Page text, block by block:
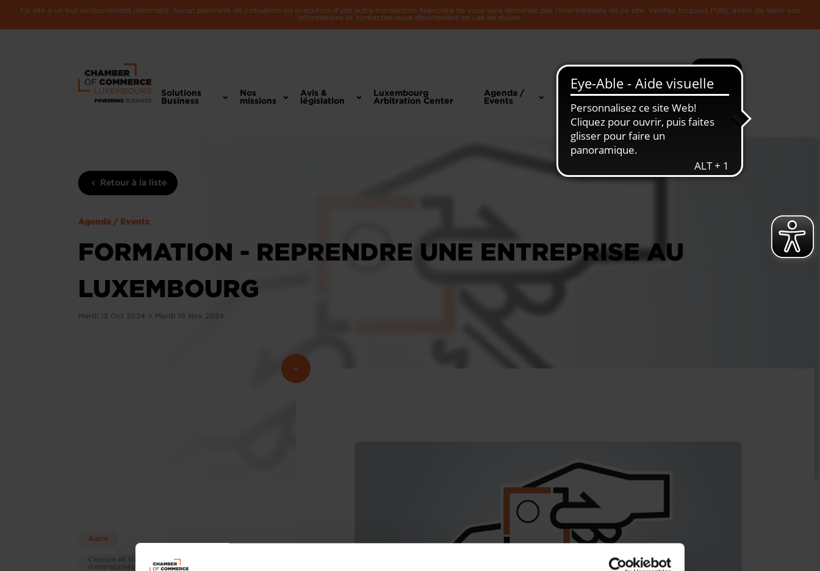
Ce site a un but exclusivement informatif. Aucun paiement de cotisation ou exécution d'une autre transaction financière ne vous sera demandé par l'intermédiaire de ce site. Vérifiez toujours l'URL avant de saisir vos
informations et contactez-nous directement en cas de doute.
Recherche Plus
Solutions
Business
Nos
missions
Avis &
législation
Luxembourg
Arbitration Center
Agenda /
Events
Toute
L'Economie
Retour à la liste
Agenda / Events
FORMATION - REPRENDRE UNE ENTREPRISE AU
LUXEMBOURG
Mardi 15 Oct 2024 > Mardi 19 Nov 2024
Autre
Cession et transmission
d’entreprises